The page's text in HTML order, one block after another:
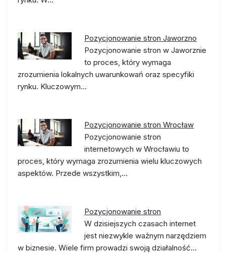
Pozycjonowanie stron Jaworzno
Pozycjonowanie stron w Jaworznie
to proces, który wymaga
zrozumienia lokalnych uwarunkowań oraz specyfiki
rynku. Kluczowym…
Pozycjonowanie stron Wrocław
Pozycjonowanie stron
internetowych w Wrocławiu to
proces, który wymaga zrozumienia wielu kluczowych
aspektów. Przede wszystkim,…
Pozycjonowanie stron
W dzisiejszych czasach internet
jest niezwykle ważnym narzędziem
w biznesie. Wiele firm prowadzi swoją działalność…